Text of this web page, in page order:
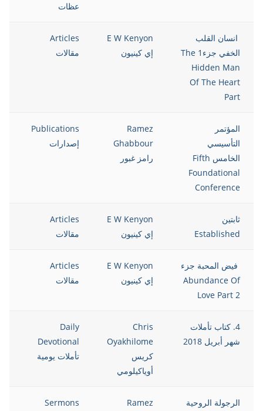
عظات
انسان القلب
الخفي جزء1 The
Hidden Man
Of The Heart
Part
E W Kenyon
إي كينيون
Articles
مقالات
المؤتمر
التأسيسي
الخامس Fifth
Foundational
Conference
Ramez
Ghabbour
رامز غبور
Publications
إصدارات
ثابتين
Established
E W Kenyon
إي كينيون
Articles
مقالات
فيض المحبة جزء
Abundance Of
Love Part 2
E W Kenyon
إي كينيون
Articles
مقالات
4. كتاب تأملات
شهر أبريل 2018
Chris
Oyakhilome
كريس
أوياكيلومي
Daily
Devotional
تأملات يومية
الرجولة الروحية
Ramez
Sermons